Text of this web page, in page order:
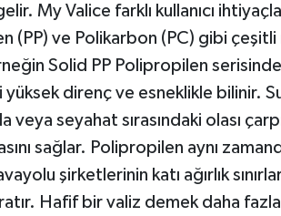
My Valice farklı kullanıcı
(PP) ve Polikarbon (PC) gibi
Solid PP Polipropilen
direnç ve esneklikle bilinir.
veya seyahat sırasındaki olası
sağlar. Polipropilen aynı
şirketlerinin katı ağırlık
Hafif bir valiz demek daha